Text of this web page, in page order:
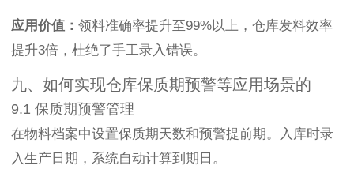
应用价值： 领料准确率提升至99%以上，仓库发料效率
提升3倍，杜绝了手工录入错误。
九、如何实现仓库保质期预警等应用场景的
9.1 保质期预警管理
在物料档案中设置保质期天数和预警提前期。入库时录
入生产日期，系统自动计算到期日。